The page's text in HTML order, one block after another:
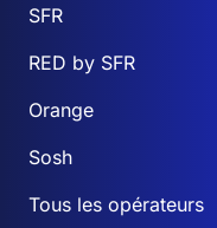
SFR
RED by SFR
Orange
Sosh
Tous les opérateurs